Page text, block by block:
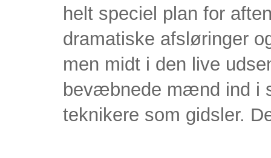
helt speciel plan for
dramatiske afsløringer
men midt i den live
bevæbnede mænd ind i
teknikere som gidsler.